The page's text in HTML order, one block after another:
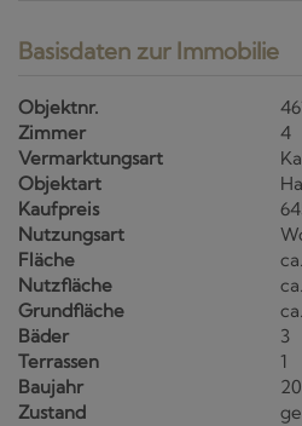
Basisdaten zur Immobilie
Objektnr.
Zimmer
4
Vermarktungsart
Objektart
Kaufpreis
Nutzungsart
Fläche
Nutzfläche
Grundfläche
Bäder
3
Terrassen
1
Baujahr
Zustand